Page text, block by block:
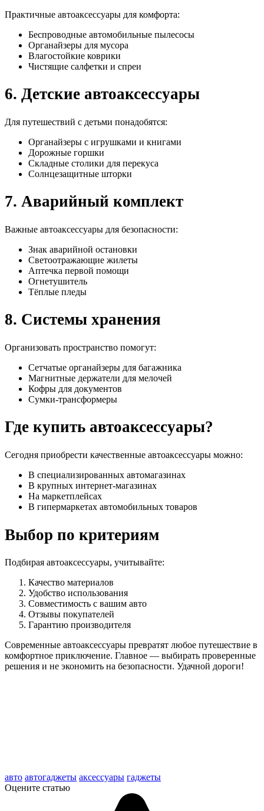
Практичные автоаксессуары для комфорта:
Беспроводные автомобильные пылесосы
Органайзеры для мусора
Влагостойкие коврики
Чистящие салфетки и спреи
6. Детские автоаксессуары
Для путешествий с детьми понадобятся:
Органайзеры с игрушками и книгами
Дорожные горшки
Складные столики для перекуса
Солнцезащитные шторки
7. Аварийный комплект
Важные автоаксессуары для безопасности:
Знак аварийной остановки
Светоотражающие жилеты
Аптечка первой помощи
Огнетушитель
Тёплые пледы
8. Системы хранения
Организовать пространство помогут:
Сетчатые органайзеры для багажника
Магнитные держатели для мелочей
Кофры для документов
Сумки-трансформеры
Где купить автоаксессуары?
Сегодня приобрести качественные автоаксессуары можно:
В специализированных автомагазинах
В крупных интернет-магазинах
На маркетплейсах
В гипермаркетах автомобильных товаров
Выбор по критериям
Подбирая автоаксессуары, учитывайте:
Качество материалов
Удобство использования
Совместимость с вашим авто
Отзывы покупателей
Гарантию производителя
Современные автоаксессуары превратят любое путешествие в
комфортное приключение. Главное — выбирать проверенные
решения и не экономить на безопасности. Удачной дороги!
авто автогаджеты аксессуары гаджеты
Оцените статью